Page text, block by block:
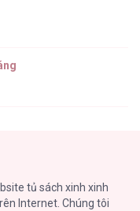
tủ sách xinh xinh
Internet. Chúng tôi